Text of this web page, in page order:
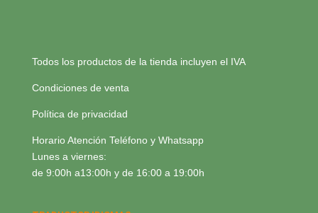
Todos los productos de la tienda incluyen el IVA
Condiciones de venta
Política de privacidad
Horario Atención Teléfono y Whatsapp
Lunes a viernes:
de 9:00h a13:00h y de 16:00 a 19:00h